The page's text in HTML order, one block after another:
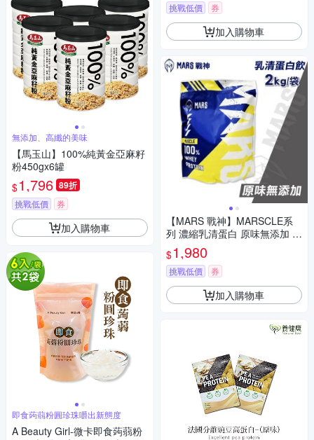
無添加、高纖的美味
【馬玉山】100%純黃金亞麻籽
粉450gx6罐
$1,796 89折
挑戰低價 券
加入購物車
即食蒟蒻粉圓珍珠嚼出新態度
A Beauty Girl-微卡即食蒟蒻粉
挑戰低價 券
加入購物車
【MARS 戰神】MARSCLE系
列 濃縮乳清蛋白 原味無添加 2
kg/袋
$1,980
挑戰低價 券
加入購物車